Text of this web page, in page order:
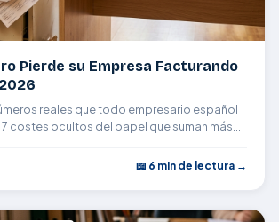
Pierde su Empresa Facturando
reales que todo empresario español
costes ocultos del papel que suman más
📖 6 min de lectura →